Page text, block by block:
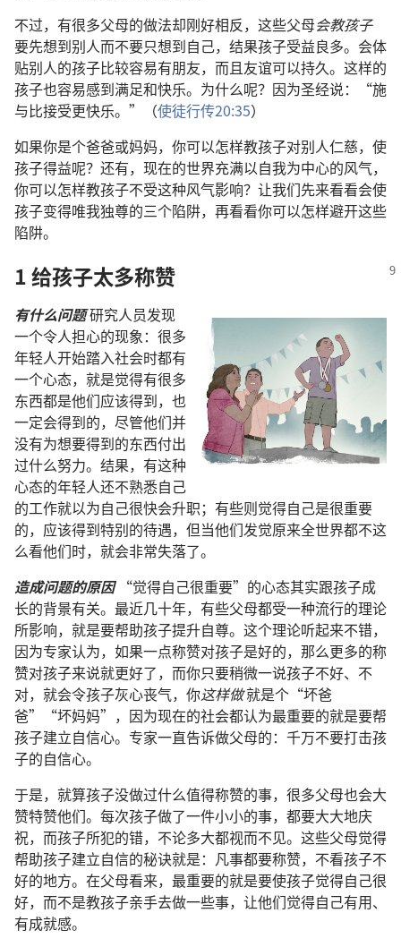
不过，有很多父母的做法却刚好相反，这些父母会教孩子
要先想到别人而不要只想到自己，结果孩子受益良多。会体
贴别人的孩子比较容易有朋友，而且友谊可以持久。这样的
孩子也容易感到满足和快乐。为什么呢？因为圣经说：“施
与比接受更快乐。”（使徒行传20:35）
如果你是个爸爸或妈妈，你可以怎样教孩子对别人仁慈，使
孩子得益呢？还有，现在的世界充满以自我为中心的风气，
你可以怎样教孩子不受这种风气影响？让我们先来看看会使
孩子变得唯我独尊的三个陷阱，再看看你可以怎样避开这些
陷阱。
1 给孩子太多称赞
有什么问题研究人员发现
一个令人担心的现象：很多
年轻人开始踏入社会时都有
一个心态，就是觉得有很多
东西都是他们应该得到，也
一定会得到的，尽管他们并
没有为想要得到的东西付出
过什么努力。结果，有这种
心态的年轻人还不熟悉自己
的工作就以为自己很快会升职；有些则觉得自己是很重要
的，应该得到特别的待遇，但当他们发觉原来全世界都不这
么看他们时，就会非常失落了。
造成问题的原因 “觉得自己很重要”的心态其实跟孩子成
长的背景有关。最近几十年，有些父母都受一种流行的理论
所影响，就是要帮助孩子提升自尊。这个理论听起来不错，
因为专家认为，如果一点称赞对孩子是好的，那么更多的称
赞对孩子来说就更好了，而你只要稍微一说孩子不好、不
对，就会令孩子灰心丧气，你这样做就是个“坏爸
爸”“坏妈妈”，因为现在的社会都认为最重要的就是要帮
孩子建立自信心。专家一直告诉做父母的：千万不要打击孩
子的自信心。
于是，就算孩子没做过什么值得称赞的事，很多父母也会大
赞特赞他们。每次孩子做了一件小小的事，都要大大地庆
祝，而孩子所犯的错，不论多大都视而不见。这些父母觉得
帮助孩子建立自信的秘诀就是：凡事都要称赞，不看孩子不
好的地方。在父母看来，最重要的就是要使孩子觉得自己很
好，而不是教孩子亲手去做一些事，让他们觉得自己有用、
有成就感。